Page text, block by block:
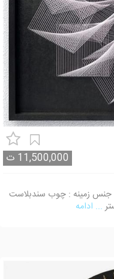
11,500,000 ت
نام اثر : تابلو کد 1016 تکنیک : String Art جنس زمینه : چوب سندبلاست
... ادامه